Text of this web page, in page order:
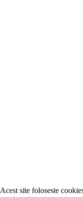
Acest site foloseste